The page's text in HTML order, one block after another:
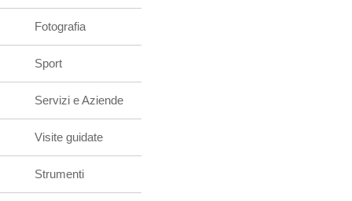
Fotografia
Sport
Servizi e Aziende
Visite guidate
Strumenti